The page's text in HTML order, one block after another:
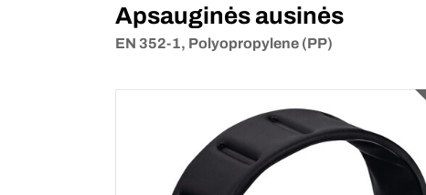
Apsauginės ausinės
EN 352-1, Polyopropylene (PP)